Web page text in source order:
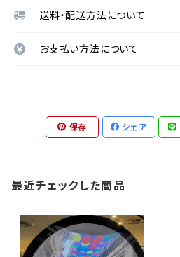
送料・配送方法について
お支払い方法について
保存 シェア
最近チェックした商品